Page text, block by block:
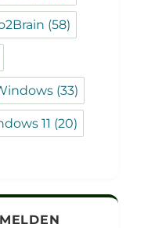
(58)
(33)
11 (20)